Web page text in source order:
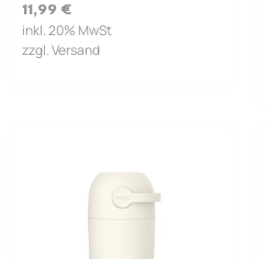
11,99 €
inkl. 20% MwSt
zzgl. Versand